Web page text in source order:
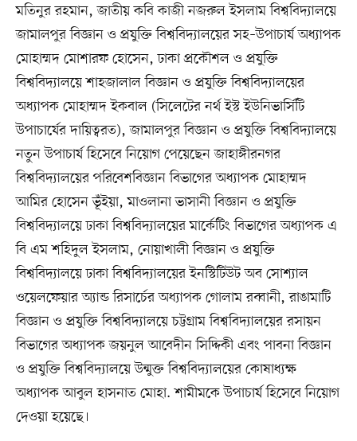
মতিনুর রহমান, জাতীয় কবি কাজী নজরুল ইসলাম বিশ্ববিদ্যালয়ে
জামালপুর বিজ্ঞান ও প্রযুক্তি বিশ্ববিদ্যালয়ের সহ–উপাচার্য অধ্যাপক
মোহাম্মদ মোশারফ হোসেন, ঢাকা প্রকৌশল ও প্রযুক্তি
বিশ্ববিদ্যালয়ে শাহজালাল বিজ্ঞান ও প্রযুক্তি বিশ্ববিদ্যালয়ের
অধ্যাপক মোহাম্মদ ইকবাল (সিলেটের নর্থ ইস্ট ইউনিভার্সিটি
উপাচার্যের দায়িত্বরত), জামালপুর বিজ্ঞান ও প্রযুক্তি বিশ্ববিদ্যালয়ে
নতুন উপাচার্য হিসেবে নিয়োগ পেয়েছেন জাহাঙ্গীরনগর
বিশ্ববিদ্যালয়ের পরিবেশবিজ্ঞান বিভাগের অধ্যাপক মোহাম্মদ
আমির হোসেন ভূঁইয়া, মাওলানা ভাসানী বিজ্ঞান ও প্রযুক্তি
বিশ্ববিদ্যালয়ে ঢাকা বিশ্ববিদ্যালয়ের মার্কেটিং বিভাগের অধ্যাপক এ
বি এম শহিদুল ইসলাম, নোয়াখালী বিজ্ঞান ও প্রযুক্তি
বিশ্ববিদ্যালয়ে ঢাকা বিশ্ববিদ্যালয়ের ইনস্টিটিউট অব সোশ্যাল
ওয়েলফেয়ার অ্যান্ড রিসার্চের অধ্যাপক গোলাম রব্বানী, রাঙামাটি
বিজ্ঞান ও প্রযুক্তি বিশ্ববিদ্যালয়ে চট্টগ্রাম বিশ্ববিদ্যালয়ের রসায়ন
বিভাগের অধ্যাপক জয়নুল আবেদীন সিদ্দিকী এবং পাবনা বিজ্ঞান
ও প্রযুক্তি বিশ্ববিদ্যালয়ে উন্মুক্ত বিশ্ববিদ্যালয়ের কোষাধ্যক্ষ
অধ্যাপক আবুল হাসনাত মোহা. শামীমকে উপাচার্য হিসেবে নিয়োগ
দেওয়া হয়েছে।